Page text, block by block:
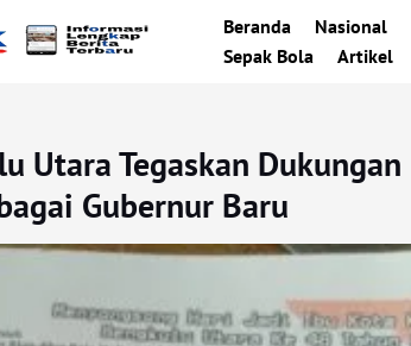
Beranda Nasional
Sepak Bola
Artikel
Utara Tegaskan Dukungan
Gubernur Baru